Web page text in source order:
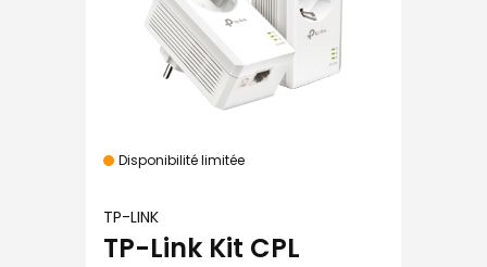
Disponibilité limitée
TP-LINK
TP-Link Kit CPL